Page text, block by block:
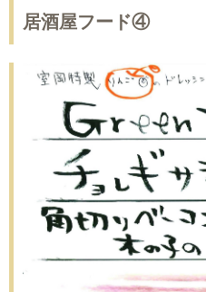
居酒屋フード④